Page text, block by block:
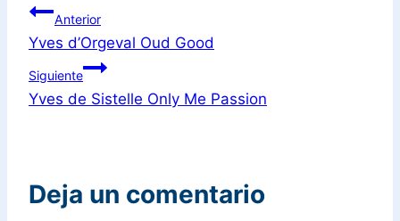
Anterior
Yves d’Orgeval Oud Good
Siguiente
Yves de Sistelle Only Me Passion
Deja un comentario